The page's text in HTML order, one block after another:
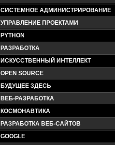
СИСТЕМНОЕ АДМИНИСТРИРОВАНИЕ
УПРАВЛЕНИЕ ПРОЕКТАМИ
PYTHON
РАЗРАБОТКА
ИСКУССТВЕННЫЙ ИНТЕЛЛЕКТ
OPEN SOURCE
БУДУЩЕЕ ЗДЕСЬ
ВЕБ-РАЗРАБОТКА
КОСМОНАВТИКА
РАЗРАБОТКА ВЕБ-САЙТОВ
GOOGLE